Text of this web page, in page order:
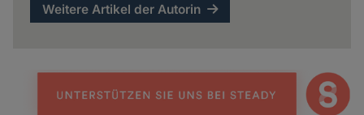
Weitere Artikel der Autorin